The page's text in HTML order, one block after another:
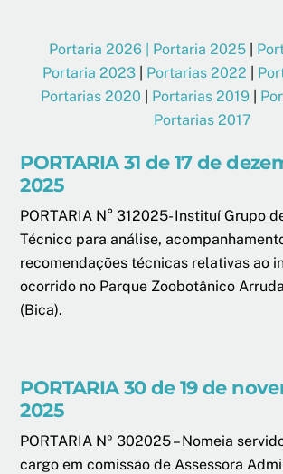
Portaria 2026| Portaria 2025|
Portaria 2023
Portarias 2022
Portarias 2020
Portarias 2019|
Portarias 2017
PORTARIA 31 de 17 de
2025
PORTARIA N° 312025- Instituí Grupo
Técnico para análise,
recomendações técnicas relativas ao
ocorrido no Parque Zoobotânico
(Bica).
PORTARIA 30 de 19 de
2025
PORTARIA Nº 302025 – Nomeia
cargo em comissão de Assessora